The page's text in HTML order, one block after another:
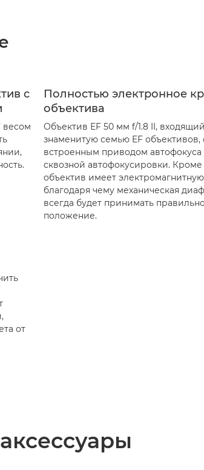
с
весом
Полностью электронное
объектива
Объектив EF 50 мм f/1.8 II,
знаменитую семью EF объективов,
встроенным приводом автофокуса
сквозной автофокусировки. Кроме
объектив имеет
благодаря чему механическая
всегда будет принимать
положение.
от